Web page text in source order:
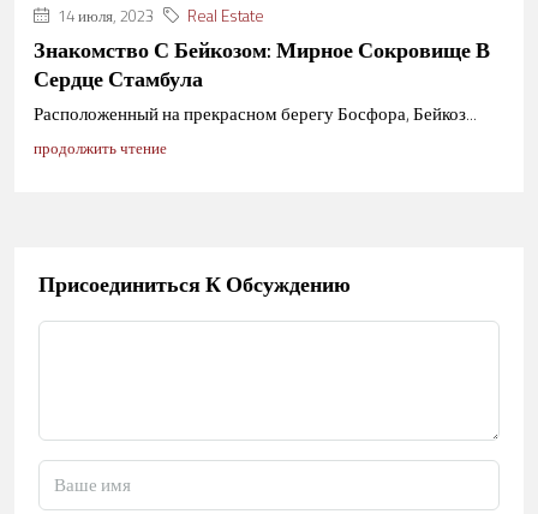
14 июля, 2023 Real Estate
Знакомство С Бейкозом: Мирное Сокровище В
Сердце Стамбула
Расположенный на прекрасном берегу Босфора, Бейкоз...
продолжить чтение
Присоединиться К Обсуждению